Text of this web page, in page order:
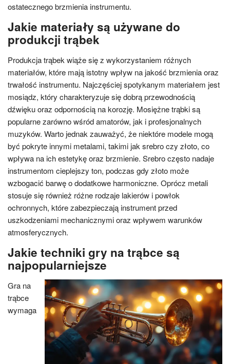
ostatecznego brzmienia instrumentu.
Jakie materiały są używane do
produkcji trąbek
Produkcja trąbek wiąże się z wykorzystaniem różnych
materiałów, które mają istotny wpływ na jakość brzmienia oraz
trwałość instrumentu. Najczęściej spotykanym materiałem jest
mosiądz, który charakteryzuje się dobrą przewodnością
dźwięku oraz odpornością na korozję. Mosiężne trąbki są
popularne zarówno wśród amatorów, jak i profesjonalnych
muzyków. Warto jednak zauważyć, że niektóre modele mogą
być pokryte innymi metalami, takimi jak srebro czy złoto, co
wpływa na ich estetykę oraz brzmienie. Srebro często nadaje
instrumentom cieplejszy ton, podczas gdy złoto może
wzbogacić barwę o dodatkowe harmoniczne. Oprócz metali
stosuje się również różne rodzaje lakierów i powłok
ochronnych, które zabezpieczają instrument przed
uszkodzeniami mechanicznymi oraz wpływem warunków
atmosferycznych.
Jakie techniki gry na trąbce są
najpopularniejsze
Gra na
trąbce
wymaga